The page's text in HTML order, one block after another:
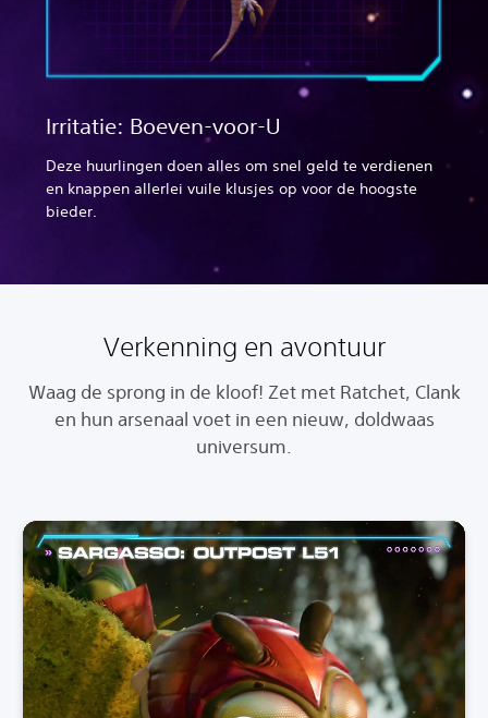
Irritatie: Boeven-voor-U
Deze huurlingen doen alles om snel geld te verdienen
en knappen allerlei vuile klusjes op voor de hoogste
bieder.
Verkenning en avontuur
Waag de sprong in de kloof! Zet met Ratchet, Clank
en hun arsenaal voet in een nieuw, doldwaas
universum.